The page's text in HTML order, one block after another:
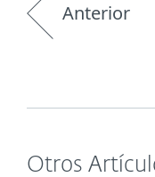
Anterior
Otros